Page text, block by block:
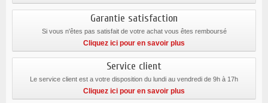
Garantie satisfaction
Si vous n'êtes pas satisfait de votre achat vous êtes remboursé
Cliquez ici pour en savoir plus
Service client
Le service client est a votre disposition du lundi au vendredi de 9h à 17h
Cliquez ici pour en savoir plus